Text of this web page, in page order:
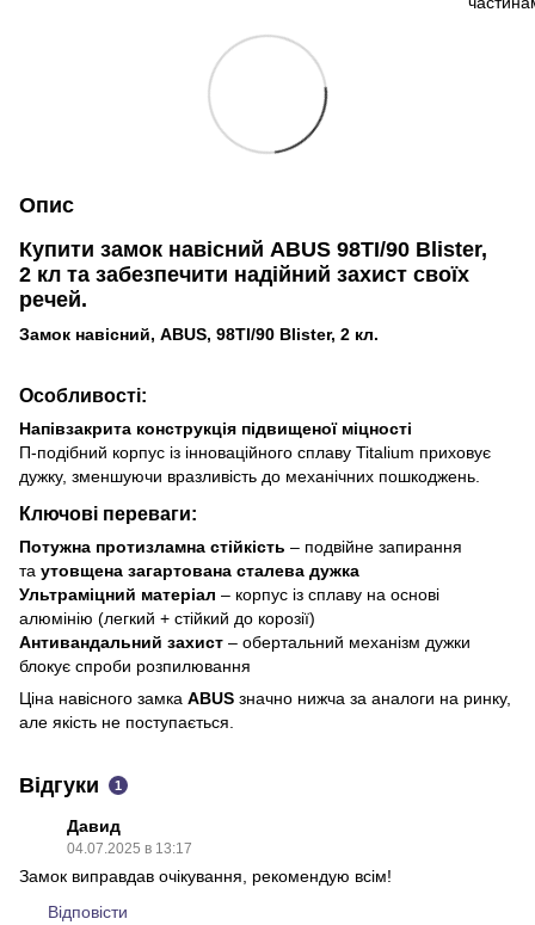
Опис
Купити замок навісний ABUS 98TI/90 Blister,
2 кл та забезпечити надійний захист своїх
речей.
Замок навісний, ABUS, 98TI/90 Blister, 2 кл.
Особливості:
Напівзакрита конструкція підвищеної міцності
П-подібний корпус із інноваційного сплаву Titalium приховує
дужку, зменшуючи вразливість до механічних пошкоджень.
Ключові переваги:
Потужна протизламна стійкість – подвійне запирання
та утовщена загартована сталева дужка
Ультраміцний матеріал – корпус із сплаву на основі
алюмінію (легкий + стійкий до корозії)
Антивандальний захист – обертальний механізм дужки
блокує спроби розпилювання
Ціна навісного замка ABUS значно нижча за аналоги на ринку,
але якість не поступається.
Відгуки 1
Давид
04.07.2025 в 13:17
Замок виправдав очікування, рекомендую всім!
Відповісти